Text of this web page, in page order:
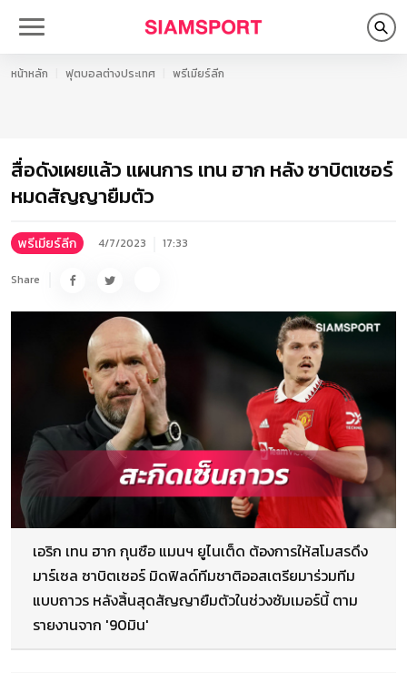
หน้าหลัก ฟุตบอลต่างประเทศ พรีเมียร์ลีก
สื่อดังเผยแล้ว แผนการ เทน ฮาก หลัง ซาบิตเซอร์
หมดสัญญายืมตัว
พรีเมียร์ลีก 4/7/2023 17:33
Share
เอริก เทน ฮาก กุนซือ แมนฯ ยูไนเต็ด ต้องการให้สโมสรดึง
มาร์เซล ซาบิตเซอร์ มิดฟิลด์ทีมชาติออสเตรียมาร่วมทีม
แบบถาวร หลังสิ้นสุดสัญญายืมตัวในช่วงซัมเมอร์นี้ ตาม
รายงานจาก '90มิน'